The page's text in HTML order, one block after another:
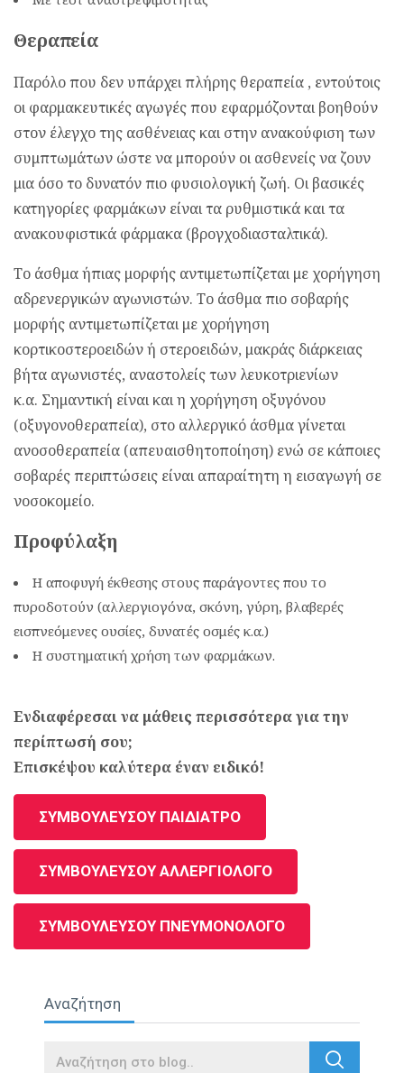
Θεραπεία
Παρόλο που δεν υπάρχει πλήρης θεραπεία , εντούτοις
οι φαρμακευτικές αγωγές που εφαρμόζονται βοηθούν
στον έλεγχο της ασθένειας και στην ανακούφιση των
συμπτωμάτων ώστε να μπορούν οι ασθενείς να ζουν
μια όσο το δυνατόν πιο φυσιολογική ζωή. Οι βασικές
κατηγορίες φαρμάκων είναι τα ρυθμιστικά και τα
ανακουφιστικά φάρμακα (βρογχοδιασταλτικά).
Το άσθμα ήπιας μορφής αντιμετωπίζεται με χορήγηση
αδρενεργικών αγωνιστών. Το άσθμα πιο σοβαρής
μορφής αντιμετωπίζεται με χορήγηση
κορτικοστεροειδών ή στεροειδών, μακράς διάρκειας
βήτα αγωνιστές, αναστολείς των λευκοτριενίων
κ.α. Σημαντική είναι και η χορήγηση οξυγόνου
(οξυγονοθεραπεία), στο αλλεργικό άσθμα γίνεται
ανοσοθεραπεία (απευαισθητοποίηση) ενώ σε κάποιες
σοβαρές περιπτώσεις είναι απαραίτητη η εισαγωγή σε
νοσοκομείο.
Προφύλαξη
Η αποφυγή έκθεσης στους παράγοντες που το
πυροδοτούν (αλλεργιογόνα, σκόνη, γύρη, βλαβερές
εισπνεόμενες ουσίες, δυνατές οσμές κ.α.)
Η συστηματική χρήση των φαρμάκων.
Ενδιαφέρεσαι να μάθεις περισσότερα για την
περίπτωσή σου;
Επισκέψου καλύτερα έναν ειδικό!
ΣΥΜΒΟΥΛΕΥΣΟΥ ΠΑΙΔΙΑΤΡΟ
ΣΥΜΒΟΥΛΕΥΣΟΥ ΑΛΛΕΡΓΙΟΛΟΓΟ
ΣΥΜΒΟΥΛΕΥΣΟΥ ΠΝΕΥΜΟΝΟΛΟΓΟ
Αναζήτηση
Search